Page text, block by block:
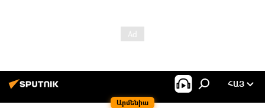
Արմենիա
ՀԱՅ